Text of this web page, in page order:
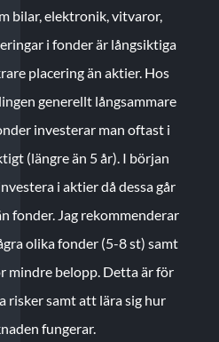
bilar, elektronik, vitvaror,
i fonder är långsiktiga
placering än aktier. Hos
generellt långsammare
investerar man oftast i
(längre än 5 år). I början
i aktier då dessa går
fonder. Jag rekommenderar
olika fonder (5-8 st) samt
mindre belopp. Detta är för
risker samt att lära sig hur
fungerar.